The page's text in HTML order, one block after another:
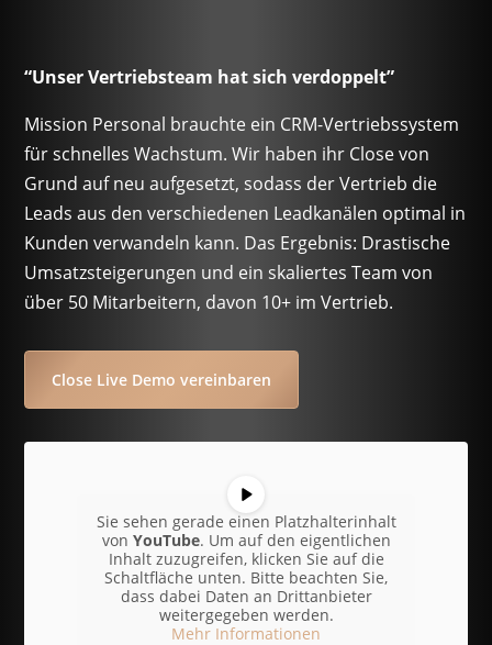
“Unser Vertriebsteam hat sich verdoppelt”
Mission Personal brauchte ein CRM-Vertriebssystem
für schnelles Wachstum. Wir haben ihr Close von
Grund auf neu aufgesetzt, sodass der Vertrieb die
Leads aus den verschiedenen Leadkanälen optimal in
Kunden verwandeln kann. Das Ergebnis: Drastische
Umsatzsteigerungen und ein skaliertes Team von
über 50 Mitarbeitern, davon 10+ im Vertrieb.
Close Live Demo vereinbaren
Sie sehen gerade einen Platzhalterinhalt
von YouTube. Um auf den eigentlichen
Inhalt zuzugreifen, klicken Sie auf die
Schaltfläche unten. Bitte beachten Sie,
dass dabei Daten an Drittanbieter
weitergegeben werden.
Mehr Informationen